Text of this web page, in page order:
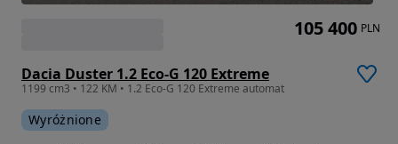
Dacia Duster 1.2 Eco-G 120 Extreme
1199 cm3 • 122 KM • 1.2 Eco-G 120 Extreme automat
Wyróżnione
105 400 PLN